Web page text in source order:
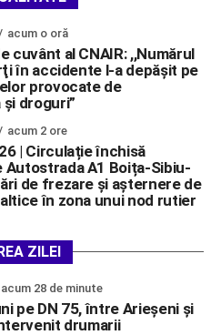
acum o oră
cuvânt al CNAIR: ,,Numărul
în accidente l-a depăşit pe
provocate de
droguri”
acum 2 ore
| Circulație închisă
Autostrada A1 Boița-Sibiu-
de frezare și așternere de
în zona unui nod rutier
ZILEI
acum 28 de minute
pe DN 75, între Arieșeni și
drumarii